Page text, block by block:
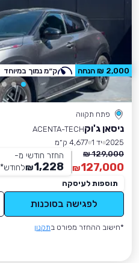
פתח תקווה
ניסאן ג'וקACENTA-TECH
2025 יד 1
4,677 ק״מ
129,000 ₪
127,000
₪
החזר חודשי מ-
1,228
₪לחודש*
תוספות לעיסקה
לפגישה בסוכנות
*חישוב ההחזר מפורט בתקנון
2,000 ₪ הנחה ק״מ נמוך במיוחד